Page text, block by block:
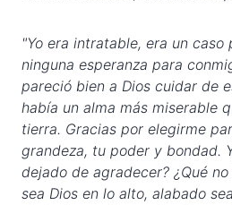
"Yo era intratable, era un caso
ninguna esperanza para
pareció bien a Dios cuidar de
había un alma más miserable
tierra. Gracias por elegirme
grandeza, tu poder y bondad.
dejado de agradecer? ¿Qué
sea Dios en lo alto, alabado